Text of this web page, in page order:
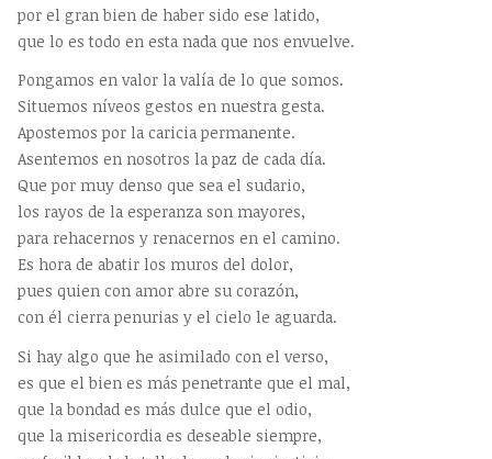
por el gran bien de haber sido ese latido,
que lo es todo en esta nada que nos envuelve.
Pongamos en valor la valía de lo que somos.
Situemos níveos gestos en nuestra gesta.
Apostemos por la caricia permanente.
Asentemos en nosotros la paz de cada día.
Que por muy denso que sea el sudario,
los rayos de la esperanza son mayores,
para rehacernos y renacernos en el camino.
Es hora de abatir los muros del dolor,
pues quien con amor abre su corazón,
con él cierra penurias y el cielo le aguarda.
Si hay algo que he asimilado con el verso,
es que el bien es más penetrante que el mal,
que la bondad es más dulce que el odio,
que la misericordia es deseable siempre,